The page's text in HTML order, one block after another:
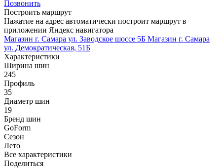
Позвонить
Построить маршрут
Нажатие на адрес автоматически построит маршрут в
приложении Яндекс навигатора
Магазин г. Самара ул. Заводское шоссе 5Б Магазин г. Самара
ул. Демократическая, 51Б
Характеристики
Ширина шин
245
Профиль
35
Диаметр шин
19
Бренд шин
GoForm
Сезон
Лето
Все характеристики
Поделиться